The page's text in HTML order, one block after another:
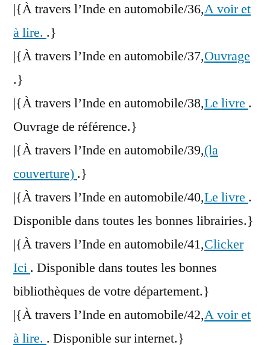
|{À travers l’Inde en automobile/36,A voir et
à lire. .}
|{À travers l’Inde en automobile/37,Ouvrage
.}
|{À travers l’Inde en automobile/38,Le livre .
Ouvrage de référence.}
|{À travers l’Inde en automobile/39,(la
couverture) .}
|{À travers l’Inde en automobile/40,Le livre .
Disponible dans toutes les bonnes librairies.}
|{À travers l’Inde en automobile/41,Clicker
Ici . Disponible dans toutes les bonnes
bibliothèques de votre département.}
|{À travers l’Inde en automobile/42,A voir et
à lire. . Disponible sur internet.}